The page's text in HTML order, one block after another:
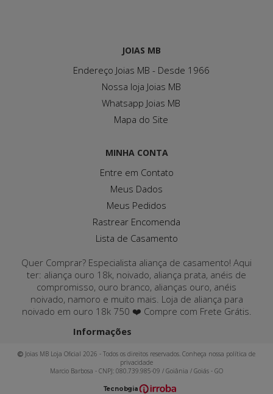
JOIAS MB
Endereço Joias MB - Desde 1966
Nossa loja Joias MB
Whatsapp Joias MB
Mapa do Site
MINHA CONTA
Entre em Contato
Meus Dados
Meus Pedidos
Rastrear Encomenda
Lista de Casamento
Quer Comprar? Especialista aliança de casamento! Aqui
ter: aliança ouro 18k, noivado, aliança prata, anéis de
compromisso, ouro branco, alianças ouro, anéis
noivado, namoro e muito mais. Loja de aliança para
noivado em ouro 18k 750 ❤️ Compre com Frete Grátis.
Informações
Joias MB Loja Oficial 2026 - Todos os direitos reservados. Conheça nossa política de
privacidade
Marcio Barbosa - CNPJ: 080.739.985-09 / Goiânia / Goiás - GO
Tecnologia